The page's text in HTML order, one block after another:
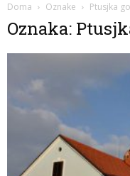
Doma Oznake Ptusjka
Oznaka: